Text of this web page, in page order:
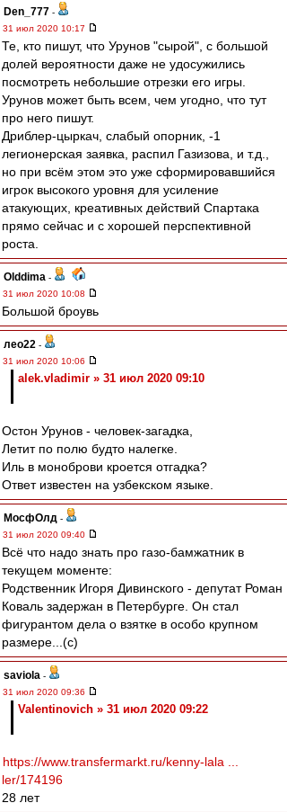
Den_777 -
31 июл 2020 10:17
Те, кто пишут, что Урунов "сырой", с большой
долей вероятности даже не удосужились
посмотреть небольшие отрезки его игры.
Урунов может быть всем, чем угодно, что тут
про него пишут.
Дриблер-цыркач, слабый опорник, -1
легионерская заявка, распил Газизова, и т.д.,
но при всём этом это уже сформировавшийся
игрок высокого уровня для усиление
атакующих, креативных действий Спартака
прямо сейчас и с хорошей перспективной
роста.
Olddima -
31 июл 2020 10:08
Большой броувь
лео22 -
31 июл 2020 10:06
alek.vladimir » 31 июл 2020 09:10
Остон Урунов - человек-загадка,
Летит по полю будто налегке.
Иль в моноброви кроется отгадка?
Ответ известен на узбекском языке.
МосфОлд -
31 июл 2020 09:40
Всё что надо знать про газо-бамжатник в
текущем моменте:
Родственник Игоря Дивинского - депутат Роман
Коваль задержан в Петербурге. Он стал
фигурантом дела о взятке в особо крупном
размере...(с)
saviola -
31 июл 2020 09:36
Valentinovich » 31 июл 2020 09:22
https://www.transfermarkt.ru/kenny-lala ...
ler/174196
28 лет